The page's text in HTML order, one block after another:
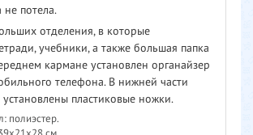
не потела.
отделения, в которые
учебники, а также большая папка
кармане установлен органайзер
телефона. В нижней части
установлены пластиковые ножки.
полиэстер.